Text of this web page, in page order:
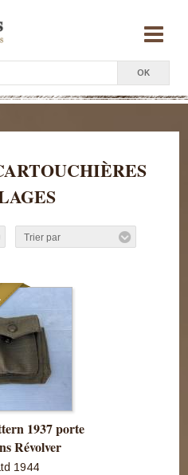
Trier par
1937 porte
Révolver
1944